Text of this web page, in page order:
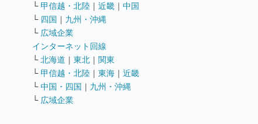
└ 甲信越・北陸 ｜ 近畿 ｜ 中国
└ 四国 ｜ 九州・沖縄
└ 広域企業
インターネット回線
└ 北海道 ｜ 東北 ｜ 関東
└ 甲信越・北陸 ｜ 東海 ｜ 近畿
└ 中国・四国 ｜ 九州・沖縄
└ 広域企業